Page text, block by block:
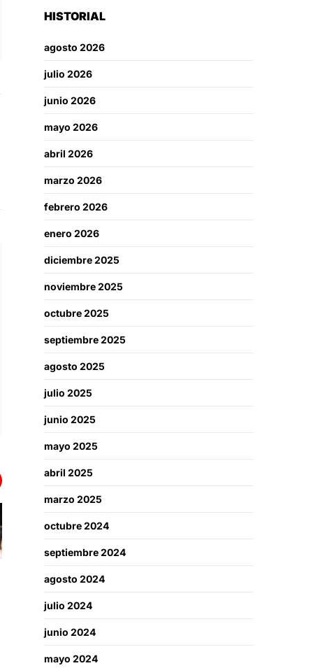
HISTORIAL
agosto 2026
julio 2026
junio 2026
mayo 2026
abril 2026
marzo 2026
febrero 2026
enero 2026
diciembre 2025
noviembre 2025
octubre 2025
septiembre 2025
agosto 2025
julio 2025
junio 2025
mayo 2025
abril 2025
marzo 2025
octubre 2024
septiembre 2024
agosto 2024
julio 2024
junio 2024
mayo 2024